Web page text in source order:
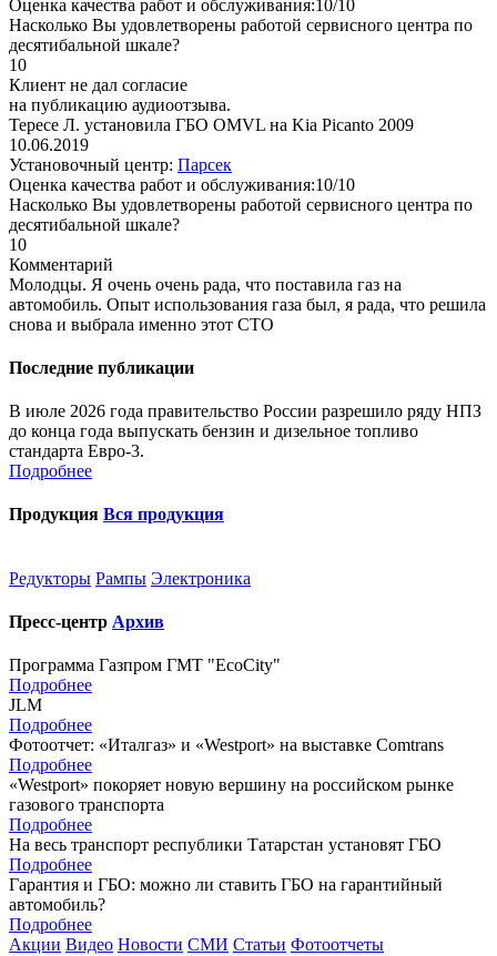
Оценка качества работ и обслуживания:10/10
Насколько Вы удовлетворены работой сервисного центра по
десятибальной шкале?
10
Клиент не дал согласие
на публикацию аудиоотзыва.
Тересе Л. установила ГБО OMVL на Kia Picanto 2009
10.06.2019
Установочный центр: Парсек
Оценка качества работ и обслуживания:10/10
Насколько Вы удовлетворены работой сервисного центра по
десятибальной шкале?
10
Комментарий
Молодцы. Я очень очень рада, что поставила газ на
автомобиль. Опыт использования газа был, я рада, что решила
снова и выбрала именно этот СТО
Последние публикации
В июле 2026 года правительство России разрешило ряду НПЗ
до конца года выпускать бензин и дизельное топливо
стандарта Евро-3.
Подробнее
Продукция Вся продукция
Редукторы Рампы Электроника
Пресс-центр Архив
Программа Газпром ГМТ "EcoCity"
Подробнее
JLM
Подробнее
Фотоотчет: «Италгаз» и «Westport» на выставке Comtrans
Подробнее
«Westport» покоряет новую вершину на российском рынке
газового транспорта
Подробнее
На весь транспорт республики Татарстан установят ГБО
Подробнее
Гарантия и ГБО: можно ли ставить ГБО на гарантийный
автомобиль?
Подробнее
Акции Видео Новости СМИ Статьи Фотоотчеты